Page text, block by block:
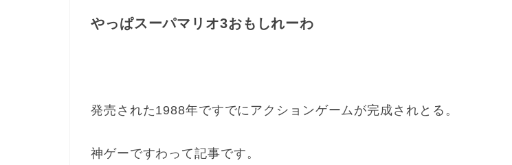
やっぱスーパマリオ3おもしれーわ
発売された1988年ですでにアクションゲームが完成されとる。
神ゲーですわって記事です。